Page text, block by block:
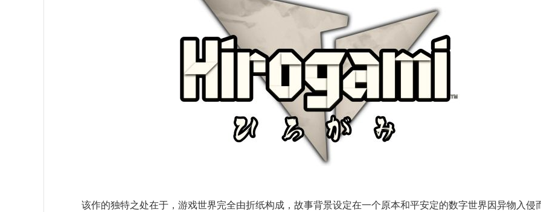
该作的独特之处在于，游戏世界完全由折纸构成，故事背景设定在一个原本和平安定的数字世界因异物入侵